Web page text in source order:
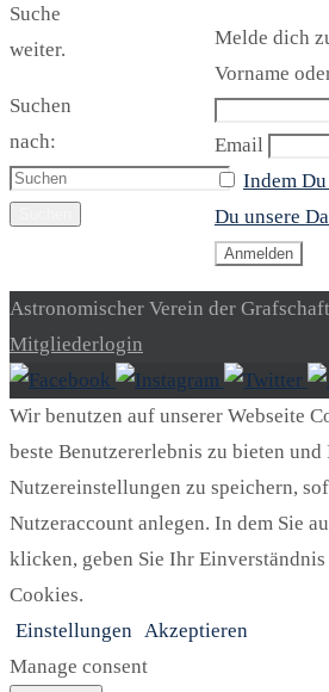
Suche
weiter.
Suchen
nach:
Melde dich
Vorname
Email
Indem
Du unsere
Astronomischer Verein der
Mitgliederlogin
Wir benutzen auf unserer Webseite
beste Benutzererlebnis zu bieten und
Nutzereinstellungen zu speichern,
Nutzeraccount anlegen. In dem Sie
klicken, geben Sie Ihr
Cookies.
Einstellungen Akzeptieren
Manage consent